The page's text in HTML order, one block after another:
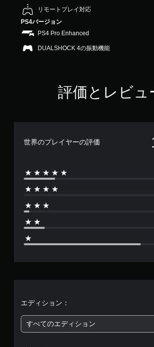
9
1
で
リモートプレイ対応
PS4バージョン
PS4 Pro Enhanced
DUALSHOCK 4の振動機能
評価とレビュ
世界のプレイヤーの評価
エディション：
すべてのエディション